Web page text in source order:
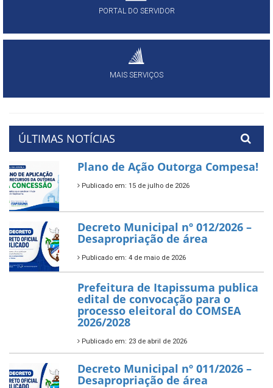
PORTAL DO SERVIDOR
MAIS SERVIÇOS
ÚLTIMAS NOTÍCIAS
Plano de Ação Outorga Compesa!
Publicado em: 15 de julho de 2026
Decreto Municipal nº 012/2026 –
Desapropriação de área
Publicado em: 4 de maio de 2026
Prefeitura de Itapissuma publica
edital de convocação para o
processo eleitoral do COMSEA
2026/2028
Publicado em: 23 de abril de 2026
Decreto Municipal nº 011/2026 –
Desapropriação de área